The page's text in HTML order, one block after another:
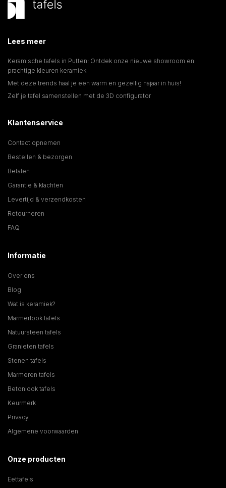
Lees meer
Keramische tafels in Putten: Ontdek onze nieuwe showroom en
prachtige kleuren keramiek
Met deze trends haal je een warm en gezellig najaar in huis!
Zelf je tafel samenstellen met de 3D configurator
Klantenservice
Contact opnemen
Bestellen & bezorgen
Betalen
Garantie & klachten
Levertijd & verzendkosten
Retourneren
FAQ
Informatie
Over ons
Blog
Wat is keramiek?
Marmerlook tafels
Natuursteen tafels
Granieten tafels
Stenen tafels
Marmeren tafels
Betonlook tafels
Keurmerk
Privacy
Algemene voorwaarden
Onze producten
Eettafels